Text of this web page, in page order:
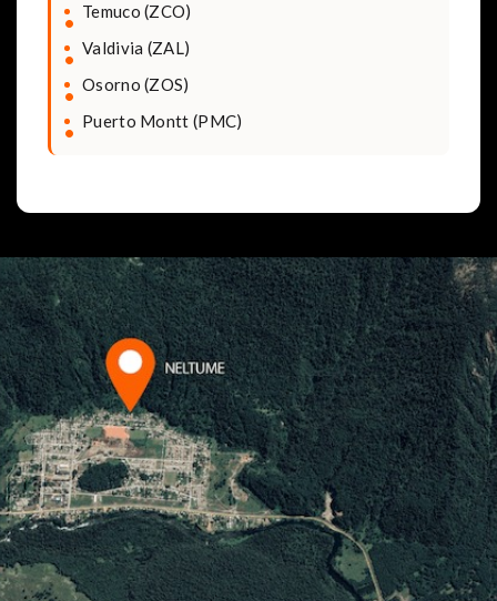
Temuco (ZCO)
Valdivia (ZAL)
Osorno (ZOS)
Puerto Montt (PMC)